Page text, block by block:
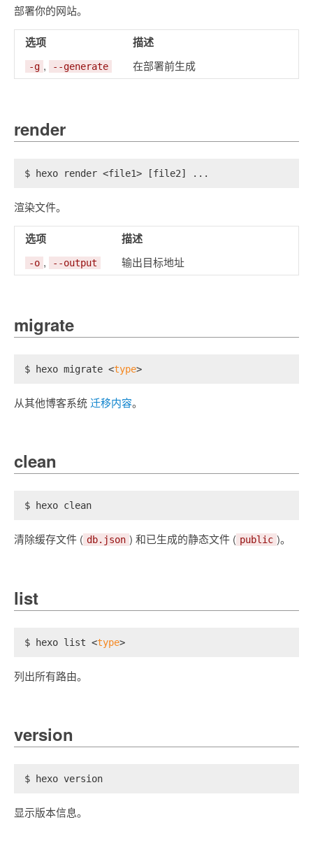
部署你的网站。
选项 描述
-g , --generate 在部署前生成
render
$ hexo render <file1> [file2] ...
渲染文件。
选项 描述
-o , --output 输出目标地址
migrate
$ hexo migrate <type>
从其他博客系统迁移内容。
clean
$ hexo clean
清除缓存文件 ( db.json ) 和已生成的静态文件 ( public )。
list
$ hexo list <type>
列出所有路由。
version
$ hexo version
显示版本信息。